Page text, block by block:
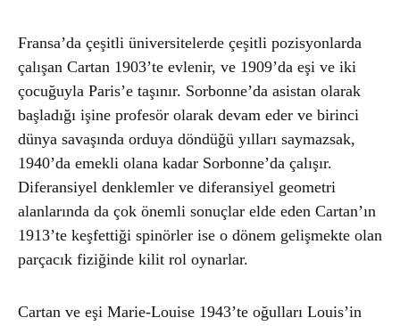
Fransa’da çeşitli üniversitelerde çeşitli pozisyonlarda
çalışan Cartan 1903’te evlenir, ve 1909’da eşi ve iki
çocuğuyla Paris’e taşınır. Sorbonne’da asistan olarak
başladığı işine profesör olarak devam eder ve birinci
dünya savaşında orduya döndüğü yılları saymazsak,
1940’da emekli olana kadar Sorbonne’da çalışır.
Diferansiyel denklemler ve diferansiyel geometri
alanlarında da çok önemli sonuçlar elde eden Cartan’ın
1913’te keşfettiği spinörler ise o dönem gelişmekte olan
parçacık fiziğinde kilit rol oynarlar.
Cartan ve eşi Marie-Louise 1943’te oğulları Louis’in